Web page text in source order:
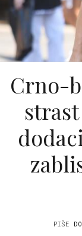
Crno-
PIŠE